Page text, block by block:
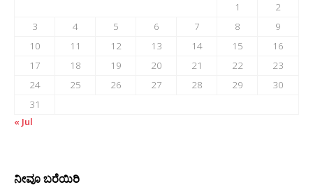
1
2
3
4 5 6 7 8
9
10
11 12 13 14 15
16
17
18 19 20 21 22
23
24
25 26 27 28 29
30
31
« Jul
ನೀವೂ ಬರೆಯಿರಿ